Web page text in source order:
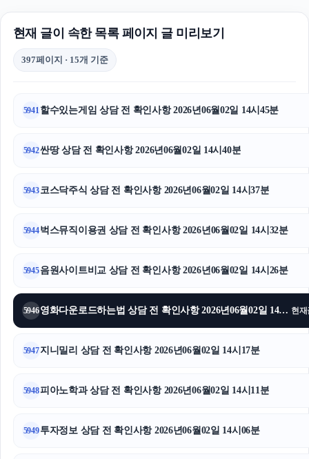
현재 글이 속한 목록 페이지 글 미리보기
397페이지 · 15개 기준
5941 할수있는게임 상담 전 확인사항 2026년06월02일 14시45분
5942싼땅 상담 전 확인사항 2026년06월02일 14시40분
5943코스닥주식 상담 전 확인사항 2026년06월02일 14시37분
5944벅스뮤직이용권 상담 전 확인사항 2026년06월02일 14시32분
5945음원사이트비교 상담 전 확인사항 2026년06월02일 14시26분
5946 영화다운로드하는법 상담 전 확인사항 2026년06월02일 14시22분 현재
5947지니밀리 상담 전 확인사항 2026년06월02일 14시17분
5948피아노학과 상담 전 확인사항 2026년06월02일 14시11분
5949투자정보 상담 전 확인사항 2026년06월02일 14시06분